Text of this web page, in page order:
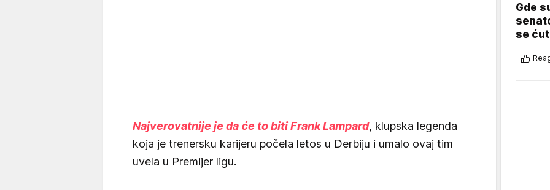
Najverovatnije je da će to biti Frank Lampard, klupska legenda
koja je trenersku karijeru počela letos u Derbiju i umalo ovaj tim
uvela u Premijer ligu.
Gde
se